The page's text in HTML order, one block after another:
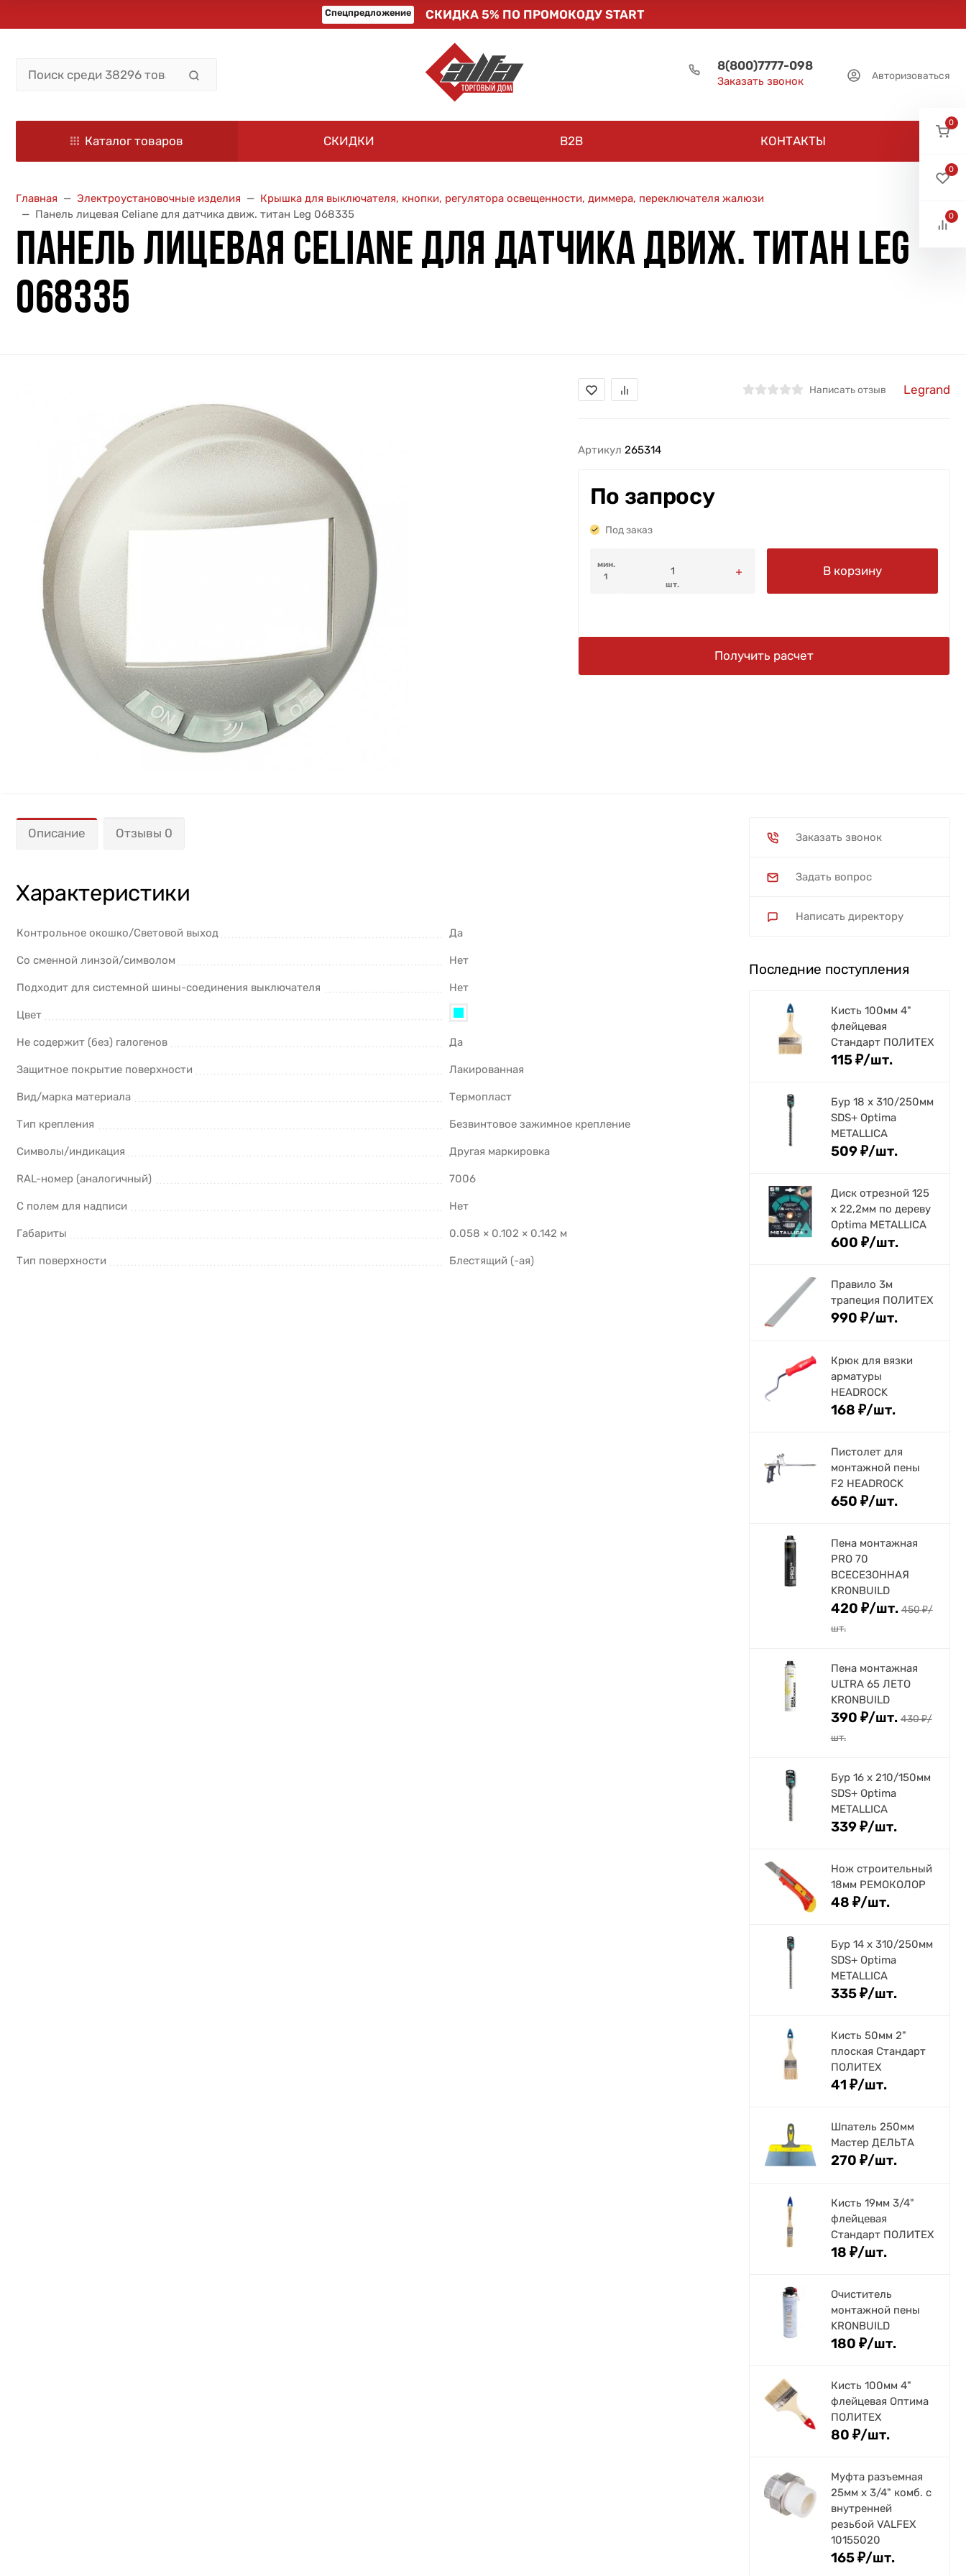
Спецпредложение СКИДКА 5% ПО ПРОМОКОДУ START
8(800)7777-098
Заказать звонок Авторизоваться
Каталог товаров СКИДКИ B2B КОНТАКТЫ
Главная Электроустановочные изделия
Крышка для выключателя, кнопки, регулятора освещенности, диммера, переключателя жалюзи
Панель лицевая Celiane для датчика движ. титан Leg 068335
ПАНЕЛЬ ЛИЦЕВАЯ CELIANE ДЛЯ ДАТЧИКА ДВИЖ. ТИТАН LEG
068335
Написать отзыв Legrand
Артикул 265314
По запросу
Под заказ
мин.
1
шт.
В корзину
Получить расчет
Описание Отзывы 0
Характеристики
Контрольное окошко/Световой выход Да
Со сменной линзой/символом Нет
Подходит для системной шины-соединения выключателя Нет
Цвет
Не содержит (без) галогенов Да
Защитное покрытие поверхности Лакированная
Вид/марка материала Термопласт
Тип крепления Безвинтовое зажимное крепление
Символы/индикация Другая маркировка
RAL-номер (аналогичный) 7006
С полем для надписи Нет
Габариты 0.058 × 0.102 × 0.142 м
Тип поверхности Блестящий (-ая)
Заказать звонок
Задать вопрос
Написать директору
Последние поступления
Кисть 100мм 4"
флейцевая
Стандарт ПОЛИТЕХ
115₽/шт.
Бур 18 х 310/250мм
SDS+ Optima
METALLICA
509₽/шт.
Диск отрезной 125
x 22,2мм по дереву
Optima METALLICA
600 ₽/шт.
Правило 3м
трапеция ПОЛИТЕХ
990 ₽/шт.
Крюк для вязки
арматуры
HEADROCK
168 ₽/шт.
Пистолет для
монтажной пены
F2 HEADROCK
650 ₽/шт.
Пена монтажная
PRO 70
ВСЕСЕЗОННАЯ
KRONBUILD
420 ₽/шт. 450₽/
шт.
Пена монтажная
ULTRA 65 ЛЕТО
KRONBUILD
390 ₽/шт. 430₽/
шт.
Бур 16 х 210/150мм
SDS+ Optima
METALLICA
339₽/шт.
Нож строительный
18мм РЕМОКОЛОР
48 ₽/шт.
Бур 14 х 310/250мм
SDS+ Optima
METALLICA
335₽/шт.
Кисть 50мм 2"
плоская Стандарт
ПОЛИТЕХ
41 ₽/шт.
Шпатель 250мм
Мастер ДЕЛЬТА
270 ₽/шт.
Кисть 19мм 3/4"
флейцевая
Стандарт ПОЛИТЕХ
18 ₽/шт.
Очиститель
монтажной пены
KRONBUILD
180 ₽/шт.
Кисть 100мм 4"
флейцевая Оптима
ПОЛИТЕХ
80 ₽/шт.
Муфта разъемная
25мм х 3/4" комб. с
внутренней
резьбой VALFEX
10155020
165₽/шт.
0
0
0